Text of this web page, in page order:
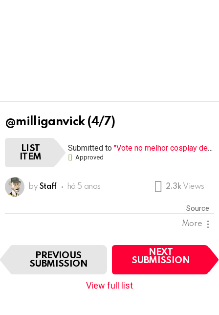
@milliganvick (4/7)
LIST
ITEM
Submitted to "Vote no melhor cosplay de Lady Dimitrescu"
Approved
by Staff há 5 anos 2.3k Views
Source
More
I
e
PREVIOUS
SUBMISSION
NEXT
SUBMISSION
View full list